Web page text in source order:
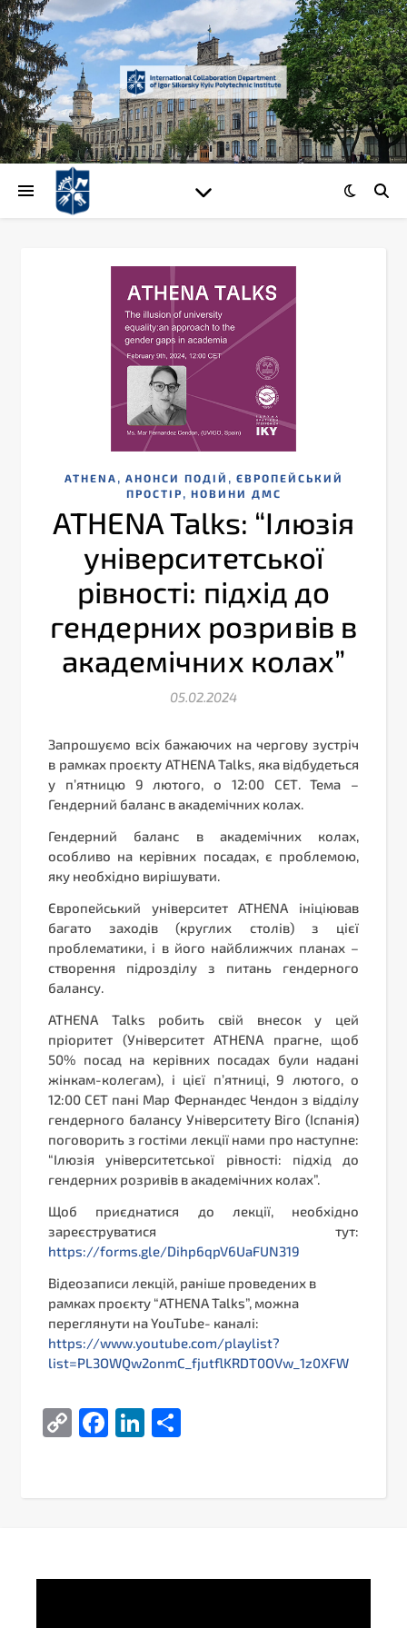
ATHENA , АНОНСИ ПОДІЙ , ЄВРОПЕЙСЬКИЙ
ПРОСТІР , НОВИНИ ДМС
ATHENA Talks: “Ілюзія
університетської
рівності: підхід до
гендерних розривів в
академічних колах”
05.02.2024
Запрошуємо всіх бажаючих на чергову зустріч
в рамках проєкту ATHENA Talks, яка відбудеться
у п’ятницю 9 лютого, о 12:00 СЕТ. Тема –
Гендерний баланс в академічних колах.
Гендерний баланс в академічних колах,
особливо на керівних посадах, є проблемою,
яку необхідно вирішувати.
Європейський університет ATHENA ініціював
багато заходів (круглих столів) з цієї
проблематики, і в його найближчих планах –
створення підрозділу з питань гендерного
балансу.
ATHENA Talks робить свій внесок у цей
пріоритет (Університет ATHENA прагне, щоб
50% посад на керівних посадах були надані
жінкам-колегам), і цієї п’ятниці, 9 лютого, о
12:00 СЕТ пані Мар Фернандес Чендон з відділу
гендерного балансу Університету Віго (Іспанія)
поговорить з гостіми лекції нами про наступне:
“Ілюзія університетської рівності: підхід до
гендерних розривів в академічних колах”.
Щоб приєднатися до лекції, необхідно
зареєструватися тут:
https://forms.gle/Dihp6qpV6UaFUN319
Відеозаписи лекцій, раніше проведених в
рамках проєкту “ATHENA Talks”, можна
переглянути на YouTube- каналі:
https://www.youtube.com/playlist?
list=PL3OWQw2onmC_fjutflKRDT0OVw_1z0XFW
CopyFacebook
LinkedIn